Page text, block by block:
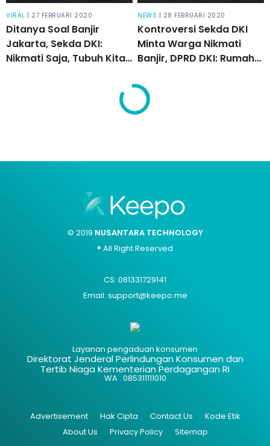
VIRAL | 27 FEBRUARI 2020
Ditanya Soal Banjir
Jakarta, Sekda DKI:
Nikmati Saja, Tubuh Kita
NEWS | 28 FEBRUARI 2020
Kontroversi Sekda DKI
Minta Warga Nikmati
Banjir, DPRD DKI: Rumah
Dulu!
© 2019 NUSANTARA TECHNOLOGY
® All Right Reserved
CS: 081331729141
Email: support@keepo.me
Layanan pengaduan konsumen
Direktorat Jenderal Perlindungan Konsumen dan
Tertib Niaga Kementerian Perdagangan RI
WA : 085311111010
Advertisement Hak Cipta Contact Us
Kode Etik
About Us
Privacy Policy Sitemap